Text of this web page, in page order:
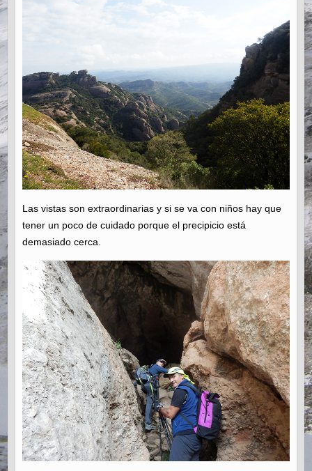
Las vistas son extraordinarias y si se va con niños hay que
tener un poco de cuidado porque el precipicio está
demasiado cerca.